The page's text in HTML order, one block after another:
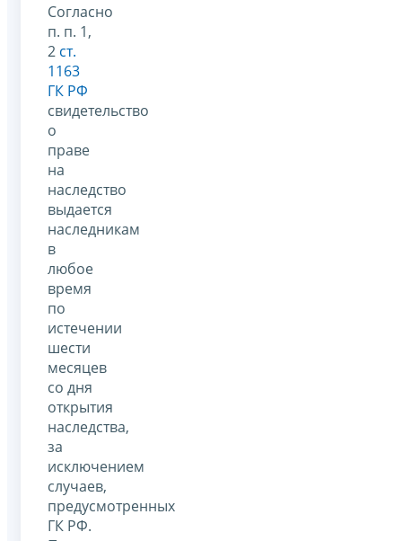
Согласно
п. п. 1,
2 ст.
1163
ГК РФ
свидетельство
о
праве
на
наследство
выдается
наследникам
в
любое
время
по
истечении
шести
месяцев
со дня
открытия
наследства,
за
исключением
случаев,
предусмотренных
ГК РФ.